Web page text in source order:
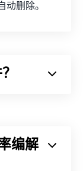
删除。
允许 UMTS
存、传送和
编解